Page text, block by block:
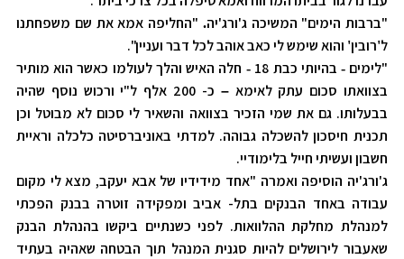
"ברבות הימים" המשיכה ג'ורג'יה. "החליפה אמא את שם משפחתנו
ל'רובין' והוא שימש לי כאב אוהב לכל דבר ועניין".
"לימים- בהיותי כבת 18 - חלה האיש והלך לעולמו כאשר הוא מותיר
בצוואתו סכום עתק לאימא–
כ- 200 אלף ל"י ורכוש נוסף שהיה
בבעלותו. גם את שמי הזכיר בצוואה והשאיר לי סכום לא מבוטל וכן
תכנית חיסכון להשכלה גבוהה. למדתי באוניברסיטה כלכלה וראיית
חשבון ועשיתי חייל בלימודיי.
ג'ורג'יה הוסיפה ואמרה "אחד מידידיו של אבא יעקב, מצא לי מקום
עבודה באחד הבנקים בתל- אביב ומפקידה זוטרה בבנק הפכתי
למנהלת מחלקת ההלוואות. לפני כשנתיים ביקשו בהנהלת הבנק
שאעבור לירושלים להיות סגנית המנהל תוך הבטחה שאהיה בעתיד